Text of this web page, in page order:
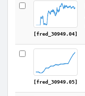
[fred_30949.04]
[fred_30949.05]